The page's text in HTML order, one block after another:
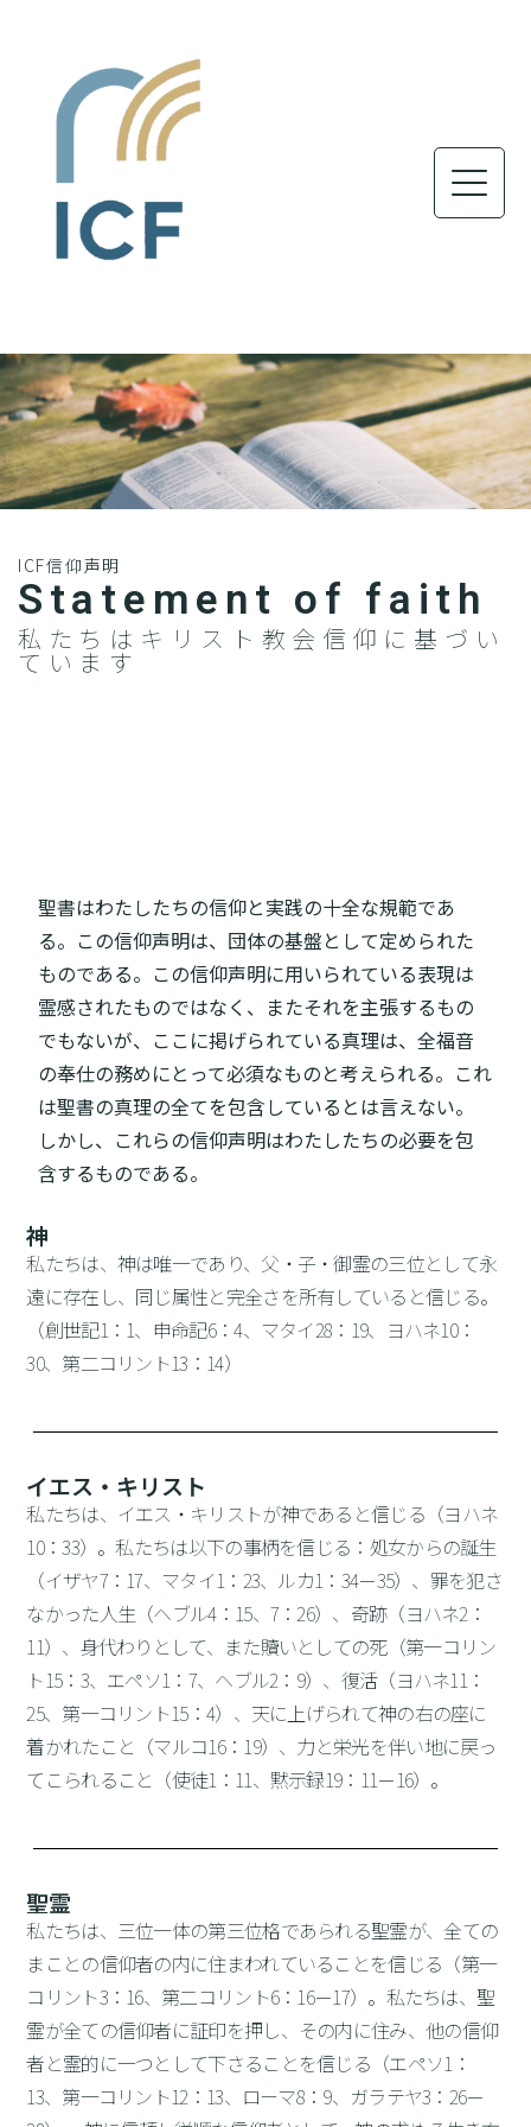
ICF信仰声明
Statement of faith​
私たちはキリスト教会信仰に基づい
ています
聖書はわたしたちの信仰と実践の十全な規範であ
る。この信仰声明は、団体の基盤として定められた
ものである。この信仰声明に用いられている表現は
霊感されたものではなく、またそれを主張するもの
でもないが、ここに掲げられている真理は、全福音
の奉仕の務めにとって必須なものと考えられる。これ
は聖書の真理の全てを包含しているとは言えない。
しかし、これらの信仰声明はわたしたちの必要を包
含するものである。
神
私たちは、神は唯一であり、父・子・御霊の三位として永
遠に存在し、同じ属性と完全さを所有していると信じる。
（創世記1：1、申命記6：4、マタイ28：19、ヨハネ10：
30、第二コリント13：14）
イエス・キリスト
私たちは、イエス・キリストが神であると信じる（ヨハネ
10：33）。私たちは以下の事柄を信じる：処女からの誕生
（イザヤ7：17、マタイ1：23、ルカ1：34－35）、罪を犯さ
なかった人生（ヘブル4：15、7：26）、奇跡（ヨハネ2：
11）、身代わりとして、また贖いとしての死（第一コリン
ト15：3、エペソ1：7、ヘブル2：9）、復活（ヨハネ11：
25、第一コリント15：4）、天に上げられて神の右の座に
着かれたこと（マルコ16：19）、力と栄光を伴い地に戻っ
てこられること（使徒1：11、黙示録19：11－16）。
聖霊
私たちは、三位一体の第三位格であられる聖霊が、全ての
まことの信仰者の内に住まわれていることを信じる（第一
コリント3：16、第二コリント6：16－17）。私たちは、聖
霊が全ての信仰者に証印を押し、その内に住み、他の信仰
者と霊的に一つとして下さることを信じる（エペソ1：
13、第一コリント12：13、ローマ8：9、ガラテヤ3：26－